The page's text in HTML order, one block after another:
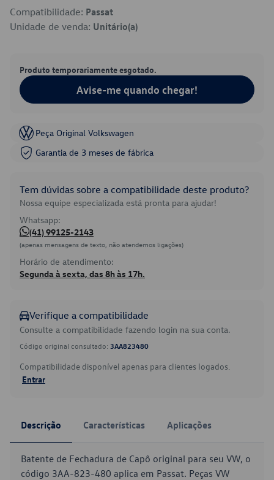
Compatibilidade: Passat
Unidade de venda: Unitário(a)
Produto temporariamente esgotado.
Avise-me quando chegar!
Peça Original Volkswagen
Garantia de 3 meses de fábrica
Tem dúvidas sobre a compatibilidade deste produto?
Nossa equipe especializada está pronta para ajudar!
Whatsapp:
(41) 99125-2143
(apenas mensagens de texto, não atendemos ligações)
Horário de atendimento:
Segunda à sexta, das 8h às 17h.
Verifique a compatibilidade
Consulte a compatibilidade fazendo login na sua conta.
Código original consultado: 3AA823480
Compatibilidade disponível apenas para clientes logados.
Entrar
Descrição Características Aplicações
Batente de Fechadura de Capô original para seu VW, o
código 3AA-823-480 aplica em Passat. Peças VW